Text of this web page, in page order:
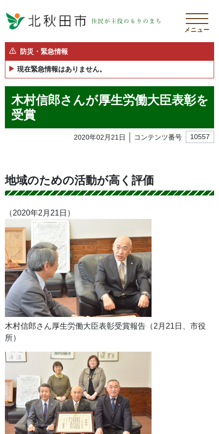
メニュー
防災・緊急情報
現在緊急情報はありません。
木村信郎さんが厚生労働大臣表彰を
受賞
2020年02月21日 コンテンツ番号 10557
地域のための活動が高く評価
（2020年2月21日）
木村信郎さん厚生労働大臣表彰受賞報告（2月21日、市役
所）